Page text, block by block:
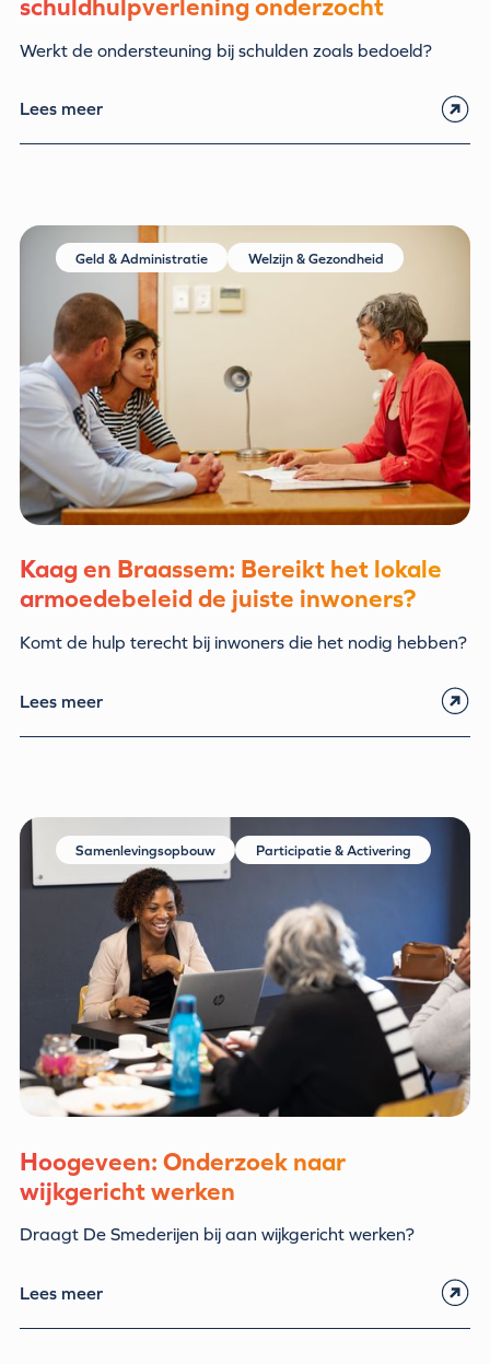
schuldhulpverlening onderzocht
Werkt de ondersteuning bij schulden zoals bedoeld?
Lees meer
Geld & Administratie Welzijn & Gezondheid
Kaag en Braassem: Bereikt het lokale
armoedebeleid de juiste inwoners?
Komt de hulp terecht bij inwoners die het nodig hebben?
Lees meer
Samenlevingsopbouw Participatie & Activering
Hoogeveen: Onderzoek naar
wijkgericht werken
Draagt De Smederijen bij aan wijkgericht werken?
Lees meer